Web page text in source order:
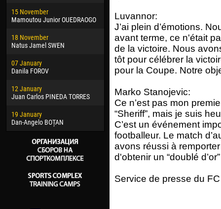
15 November
Mamoutou Junior OUEDRAOGO
18 November
Natus Jamel SWEN
07 January
Danila FOROV
12 January
Juan Carlos PINEDA TORRES
19 January
Dan-Angelo BOȚAN
Emmanuel AFETSE
20 March
Jayder Moreno ASPRILLA
22 March
Samba KONÉ
Vitor Hugo Morais de OLIVEIRA
28 March
Raí LOPES DE OLIVEIRA
28
10
17
Jair
Luvannor:
J’ai plein d’émotions.
avant terme, ce n'était
de la victoire. Nous
tôt pour célébrer la
pour la Coupe. Notre
Marko Stanojevic:
Ce n’est pas mon
“Sheriff”, mais je suis
C’est un événement
footballeur. Le match
avons réussi à
d'obtenir un “doublé
Service de presse du FC